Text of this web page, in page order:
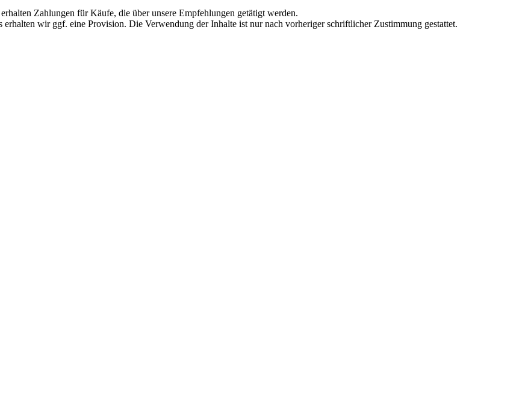
Zahlungen für Käufe, die über unsere Empfehlungen getätigt werden.
wir ggf. eine Provision. Die Verwendung der Inhalte ist nur nach vorheriger schriftlicher Zustimmung gestattet.